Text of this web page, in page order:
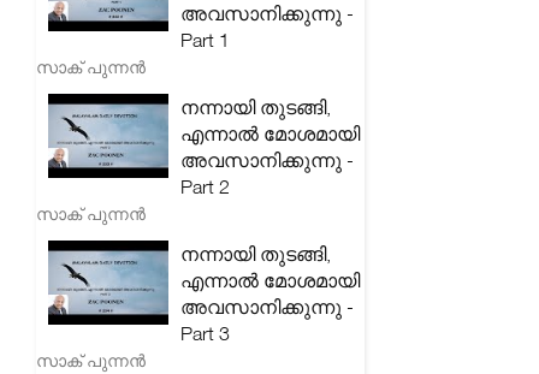
അവസാനിക്കുന്നു -
Part 1
സാക് പുന്നൻ
നന്നായി തുടങ്ങി,
എന്നാൽ മോശമായി
അവസാനിക്കുന്നു -
Part 2
സാക് പുന്നൻ
നന്നായി തുടങ്ങി,
എന്നാൽ മോശമായി
അവസാനിക്കുന്നു -
Part 3
സാക് പുന്നൻ